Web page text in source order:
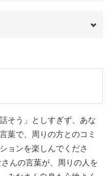
伝える 05:50
ち」を伝える 10:49
13:17
話そう」としすぎず、あな
葉で、周りの方とのコミ
ョンを楽しんでくださ
んの言葉が、周りの人を